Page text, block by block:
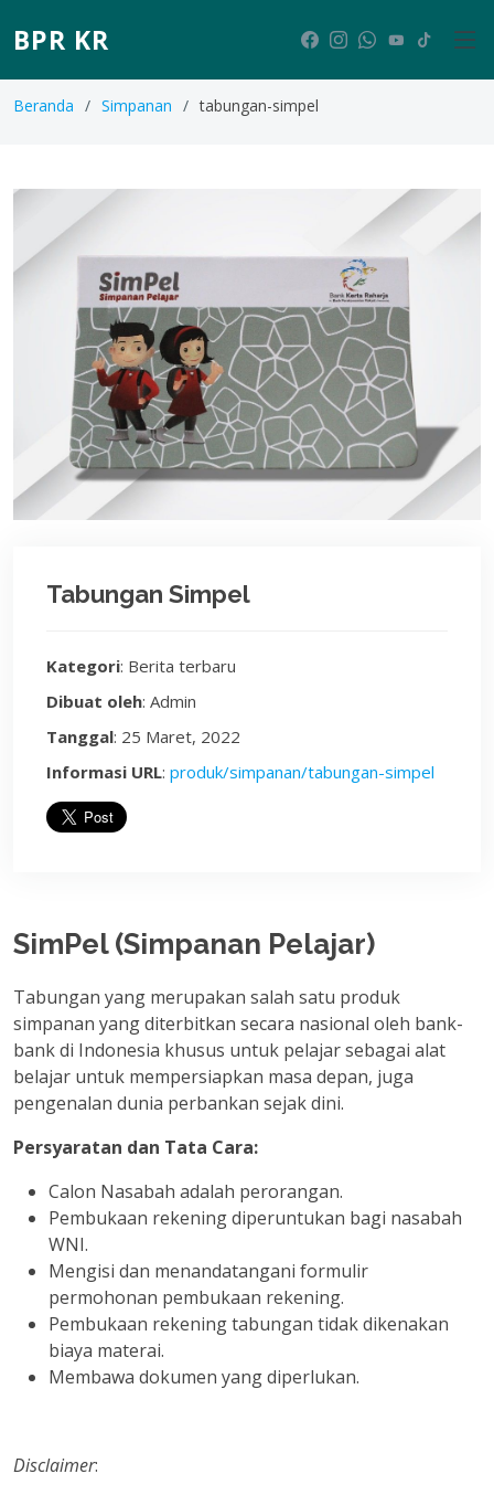
BPR KR
Beranda Simpanan tabungan-simpel
Tabungan Simpel
Kategori: Berita terbaru
Dibuat oleh: Admin
Tanggal: 25 Maret, 2022
Informasi URL: produk/simpanan/tabungan-simpel
SimPel (Simpanan Pelajar)
Tabungan yang merupakan salah satu produk
simpanan yang diterbitkan secara nasional oleh bank-
bank di Indonesia khusus untuk pelajar sebagai alat
belajar untuk mempersiapkan masa depan, juga
pengenalan dunia perbankan sejak dini.
Persyaratan dan Tata Cara:
Calon Nasabah adalah perorangan.
Pembukaan rekening diperuntukan bagi nasabah
WNI.
Mengisi dan menandatangani formulir
permohonan pembukaan rekening.
Pembukaan rekening tabungan tidak dikenakan
biaya materai.
Membawa dokumen yang diperlukan.
Disclaimer: